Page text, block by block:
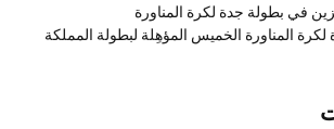
في بطولة جدة لكرة المناورة
المناورة الخميس المؤهِلة لبطولة المملكة